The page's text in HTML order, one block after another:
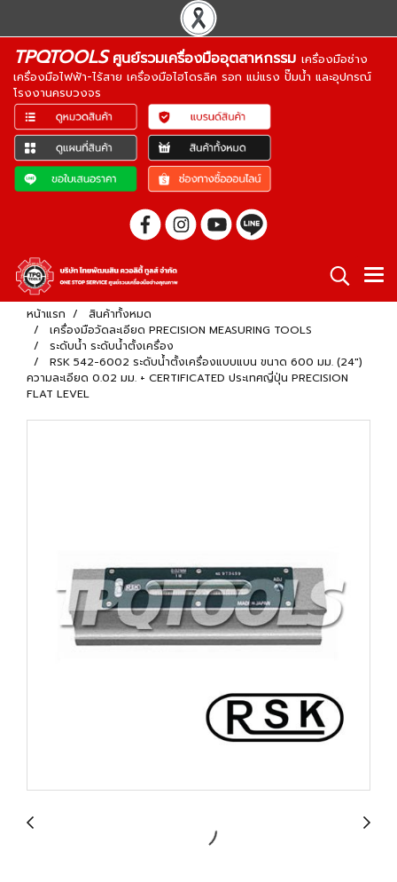
TPQTOOLSศูนย์รวมเครื่องมืออุตสาหกรรม เครื่องมือช่าง
เครื่องมือไฟฟ้า-ไร้สาย เครื่องมือไฮโดรลิค รอก แม่แรง ปั๊มน้ำ และอุปกรณ์
โรงงานครบวงจร
หน้าแรก
สินค้าทั้งหมด
เครื่องมือวัดละเอียด PRECISION MEASURING TOOLS
ระดับน้ำ ระดับน้ำตั้งเครื่อง
RSK 542-6002 ระดับน้ำตั้งเครื่องแบบแบน ขนาด 600 มม. (24")
ความละเอียด 0.02 มม. + CERTIFICATED ประเทศญี่ปุ่น PRECISION
FLAT LEVEL